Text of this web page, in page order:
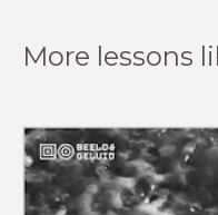
More lessons